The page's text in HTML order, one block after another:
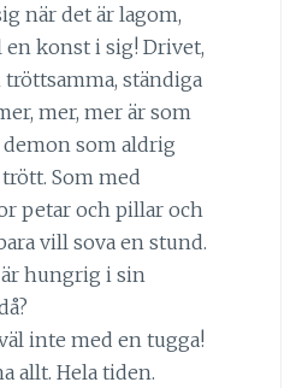
när det är lagom,
en konst i sig! Drivet,
ständiga
mer, mer är som
som aldrig
Som med
petar och pillar och
vill sova en stund.
hungrig i sin
inte med en tugga!
allt. Hela tiden.